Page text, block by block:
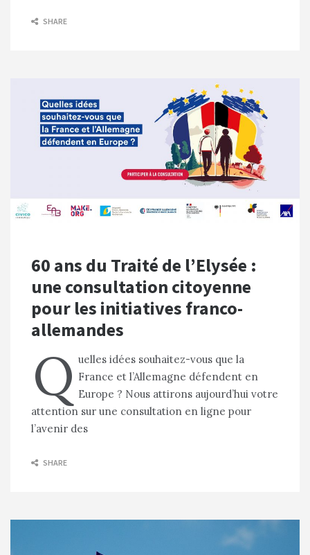
SHARE
60 ans du Traité de l’Elysée :
une consultation citoyenne
pour les initiatives franco-
allemandes
Q uelles idées souhaitez-vous que la
France et l’Allemagne défendent en
Europe ? Nous attirons aujourd’hui votre
attention sur une consultation en ligne pour
l’avenir des
SHARE